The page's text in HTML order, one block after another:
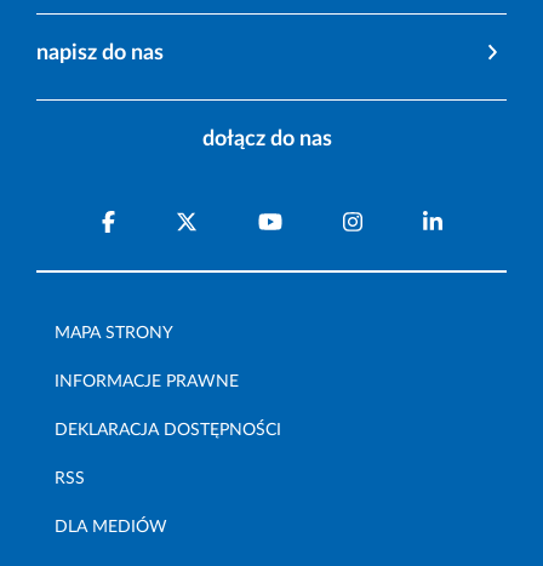
napisz do nas
dołącz do nas
MAPA STRONY
INFORMACJE PRAWNE
DEKLARACJA DOSTĘPNOŚCI
RSS
DLA MEDIÓW